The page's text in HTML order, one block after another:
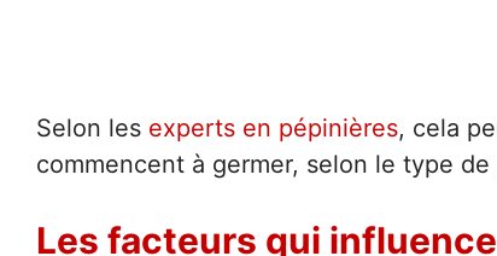
Selon les experts en pépinières, cela
commencent à germer, selon le type
Les facteurs qui